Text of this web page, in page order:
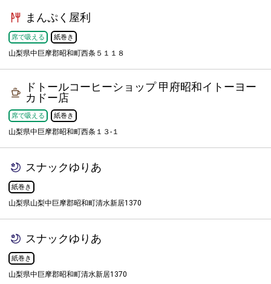
まんぷく屋利
席で吸える 紙巻き
山梨県中巨摩郡昭和町西条５１１８
ドトールコーヒーショップ 甲府昭和イトーヨー
カドー店
席で吸える 紙巻き
山梨県中巨摩郡昭和町西条１３-１
スナックゆりあ
紙巻き
山梨県山梨中巨摩郡昭和町清水新居1370
スナックゆりあ
紙巻き
山梨県中巨摩郡昭和町清水新居1370